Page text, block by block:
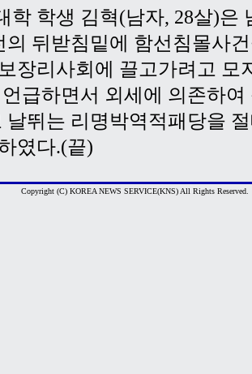
학 학생 김혁(남자, 28살)은
의 뒤받침밑에 함선침몰사
장리사회에 끌고가려고 모
급하면서 외세에 의존하
날뛰는 리명박역적패당을
였다.(끝)
Copyright (C) KOREA NEWS SERVICE(KNS) All Rights Reserved.